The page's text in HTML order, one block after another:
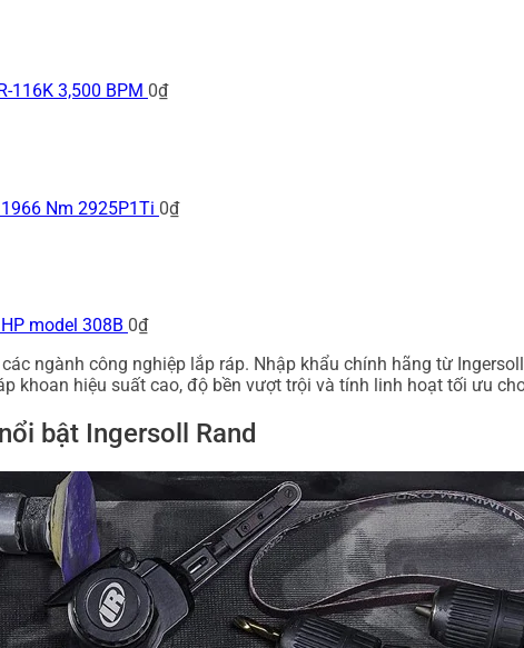
116K 3,500 BPM 0₫
Nm 2925P1Ti 0₫
model 308B 0₫
ngành công nghiệp lắp ráp. Nhập khẩu chính hãng từ
khoan hiệu suất cao, độ bền vượt trội và tính linh hoạt tối ưu
bật Ingersoll Rand